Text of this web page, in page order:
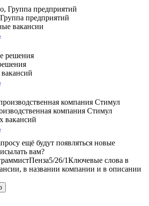
предприятий
вакансии
компания Стимул
вакансий
ещё будут появляться новые
вам?
Пенза5/26/1Ключевые слова в
в названии компании и в описании